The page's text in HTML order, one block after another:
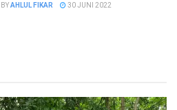
BYAHLUL FIKAR 30 JUNI 2022